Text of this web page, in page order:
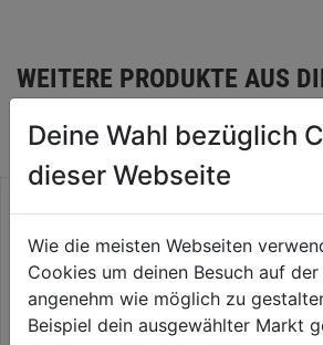
WEITERE PRODUKTE AUS
Deine Wahl bezüglich
dieser Webseite
Wie die meisten Webseiten
Cookies um deinen Besuch auf
angenehm wie möglich zu
Beispiel dein ausgewählter Markt